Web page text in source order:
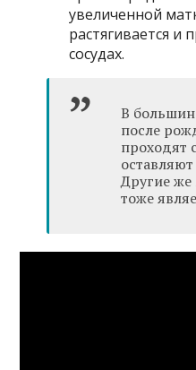
увеличенной
растягивается
сосудах.
В
после
проходят
Другие же
тоже